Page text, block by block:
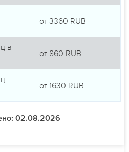
от 3360 RUB
в
от 860 RUB
от 1630 RUB
02.08.2026